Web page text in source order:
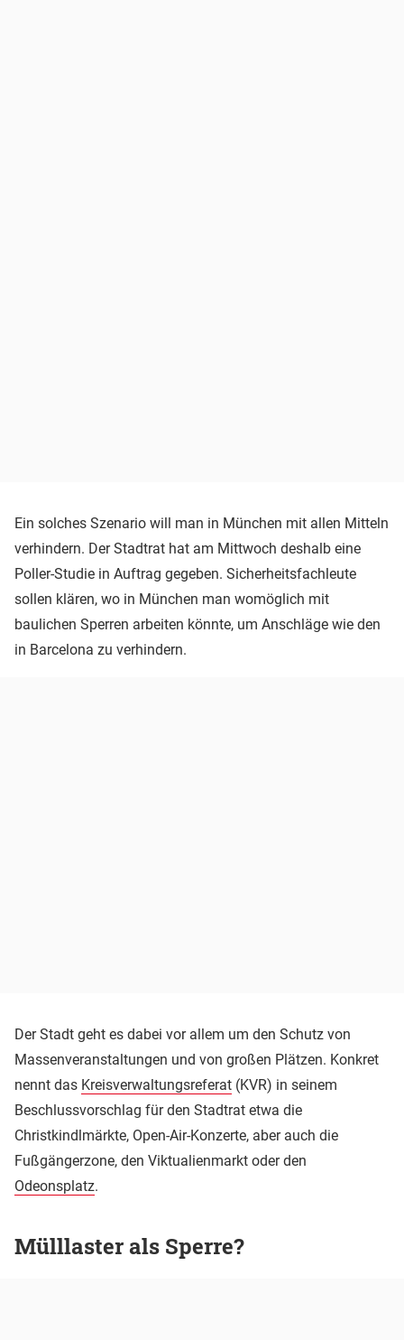
Ein solches Szenario will man in München mit allen Mitteln
verhindern. Der Stadtrat hat am Mittwoch deshalb eine
Poller-Studie in Auftrag gegeben. Sicherheitsfachleute
sollen klären, wo in München man womöglich mit
baulichen Sperren arbeiten könnte, um Anschläge wie den
in Barcelona zu verhindern.
Der Stadt geht es dabei vor allem um den Schutz von
Massenveranstaltungen und von großen Plätzen. Konkret
nennt das Kreisverwaltungsreferat (KVR) in seinem
Beschlussvorschlag für den Stadtrat etwa die
Christkindlmärkte, Open-Air-Konzerte, aber auch die
Fußgängerzone, den Viktualienmarkt oder den
Odeonsplatz.
Mülllaster als Sperre?